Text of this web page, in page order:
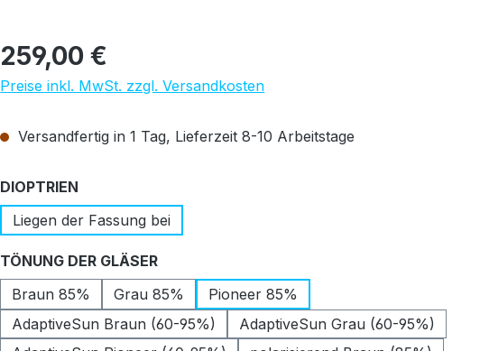
Regulärer Preis:
259,00 €
Preise inkl. MwSt. zzgl. Versandkosten
Versandfertig in 1 Tag, Lieferzeit 8-10 Arbeitstage
DIOPTRIEN
Liegen der Fassung bei
TÖNUNG DER GLÄSERauswählen
Braun 85%
Grau 85%
Pioneer 85%
AdaptiveSun Braun (60-95%)
AdaptiveSun Grau (60-95%)